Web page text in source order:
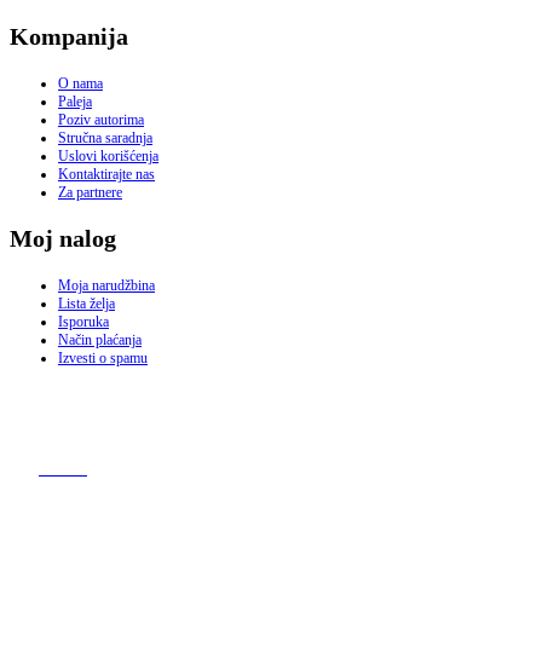
Kompanija
O nama
Paleja
Poziv autorima
Stručna saradnja
Uslovi korišćenja
Kontaktirajte nas
Za partnere
Moj nalog
Moja narudžbina
Lista želja
Isporuka
Način plaćanja
Izvesti o spamu